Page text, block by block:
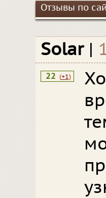
Отзывы по
Solar |
22 (+1)